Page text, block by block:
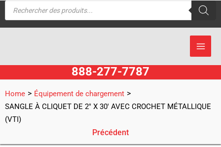
Aller
au
Recherche
888-277-7787
Home > Équipement de chargement >
SANGLE À CLIQUET DE 2″ X 30′ AVEC CROCHET MÉTALLIQUE
(VTI)
Précédent